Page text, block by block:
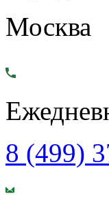
Москва
8 (499)